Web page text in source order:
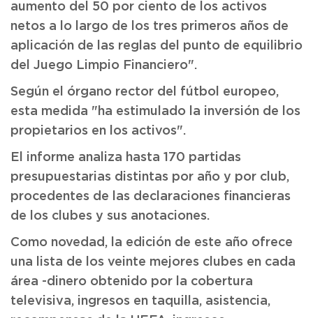
aumento del 50 por ciento de los activos
netos a lo largo de los tres primeros años de
aplicación de las reglas del punto de equilibrio
del Juego Limpio Financiero".
Según el órgano rector del fútbol europeo,
esta medida "ha estimulado la inversión de los
propietarios en los activos".
El informe analiza hasta 170 partidas
presupuestarias distintas por año y por club,
procedentes de las declaraciones financieras
de los clubes y sus anotaciones.
Como novedad, la edición de este año ofrece
una lista de los veinte mejores clubes en cada
área -dinero obtenido por la cobertura
televisiva, ingresos en taquilla, asistencia,